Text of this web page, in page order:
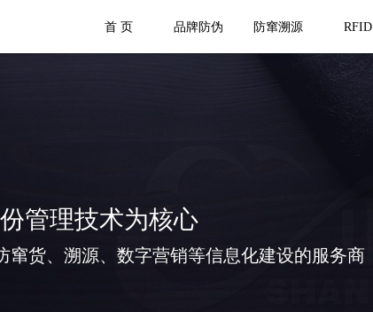
首 页
品牌防伪 防窜溯源 RFID
管理技术为核心
窜货、溯源、数字营销等信息化建设的服务商